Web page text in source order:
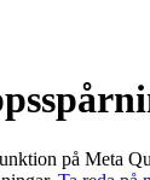
på Meta